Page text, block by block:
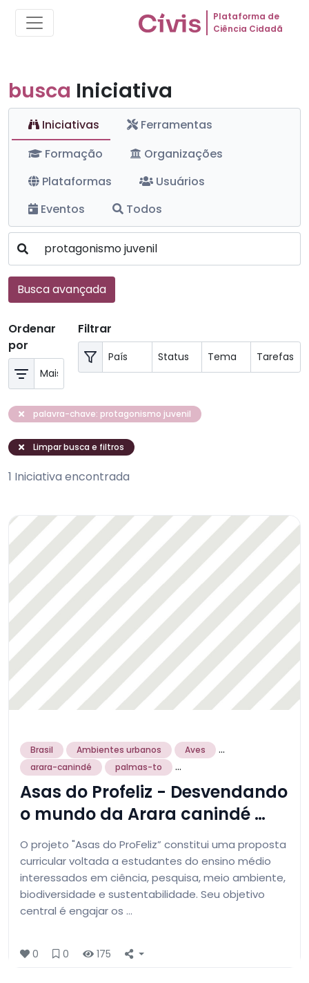
Plataforma de
Ciência Cidadã
busca Iniciativa
Iniciativas
Ferramentas
Formação
Organizações
Plataformas
Usuários
Eventos
Todos
Busca avançada
Ordenar
por
Filtrar
palavra-chave: protagonismo juvenil
Limpar busca e filtros
1 Iniciativa encontrada
Brasil Ambientes urbanos Aves ...
arara-canindé palmas-to ...
Asas do Profeliz - Desvendando
o mundo da Arara canindé …
O projeto "Asas do ProFeliz” constitui uma proposta
curricular voltada a estudantes do ensino médio
interessados em ciência, pesquisa, meio ambiente,
biodiversidade e sustentabilidade. Seu objetivo
central é engajar os …
0 0 175